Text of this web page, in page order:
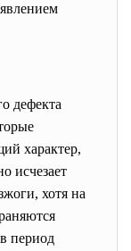
дефекта
характер,
исчезает
хотя на
период